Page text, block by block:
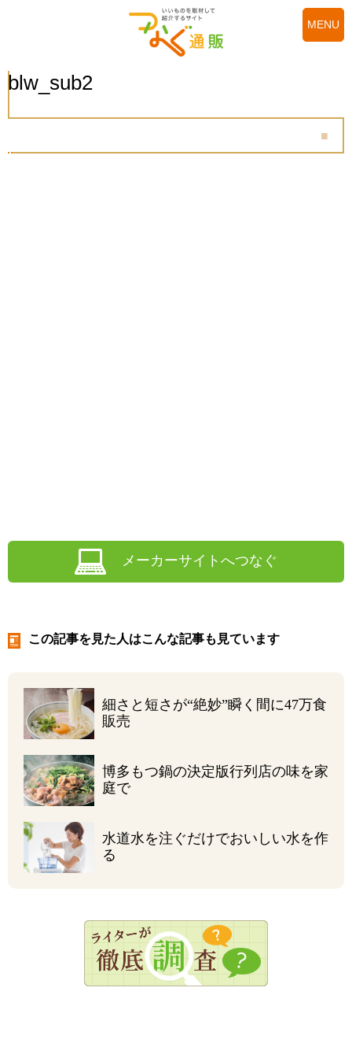
MENU
blw_sub2
メーカーサイトへつなぐ
この記事を見た人はこんな記事も見ています
細さと短さが“絶妙”瞬く間に47万食
販売
博多もつ鍋の決定版行列店の味を家
庭で
水道水を注ぐだけでおいしい水を作
る